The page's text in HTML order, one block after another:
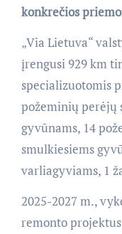
konkrečios
„Via Lietuva“
įrengusi 929 km
specializuotomis
požeminių perėjų
gyvūnams, 14
smulkiesiems
varliagyviams, 1
2025-2027 m.,
remonto